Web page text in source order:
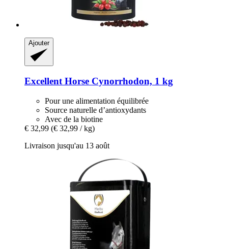
Ajouter
Excellent Horse Cynorrhodon, 1 kg
Pour une alimentation équilibrée
Source naturelle d’antioxydants
Avec de la biotine
€ 32,99 (€ 32,99 / kg)
Livraison jusqu'au 13 août